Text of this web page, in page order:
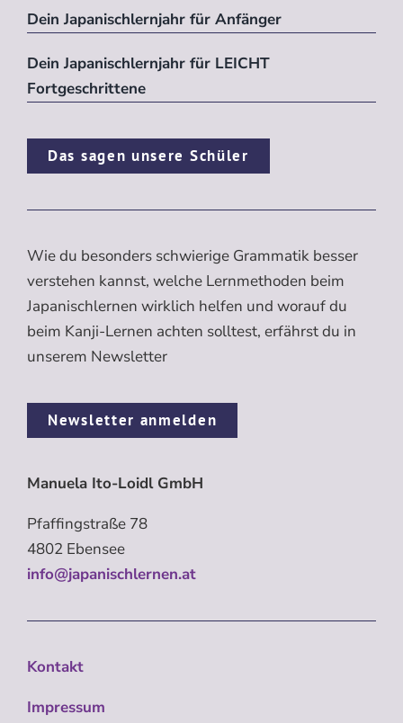
Dein Japanischlernjahr für Anfänger
Dein Japanischlernjahr für LEICHT
Fortgeschrittene
Das sagen unsere Schüler
Wie du besonders schwierige Grammatik besser
verstehen kannst, welche Lernmethoden beim
Japanischlernen wirklich helfen und worauf du
beim Kanji-Lernen achten solltest, erfährst du in
unserem Newsletter
Newsletter anmelden
Manuela Ito-Loidl GmbH
Pfaffingstraße 78
4802 Ebensee
info@japanischlernen.at
Kontakt
Impressum